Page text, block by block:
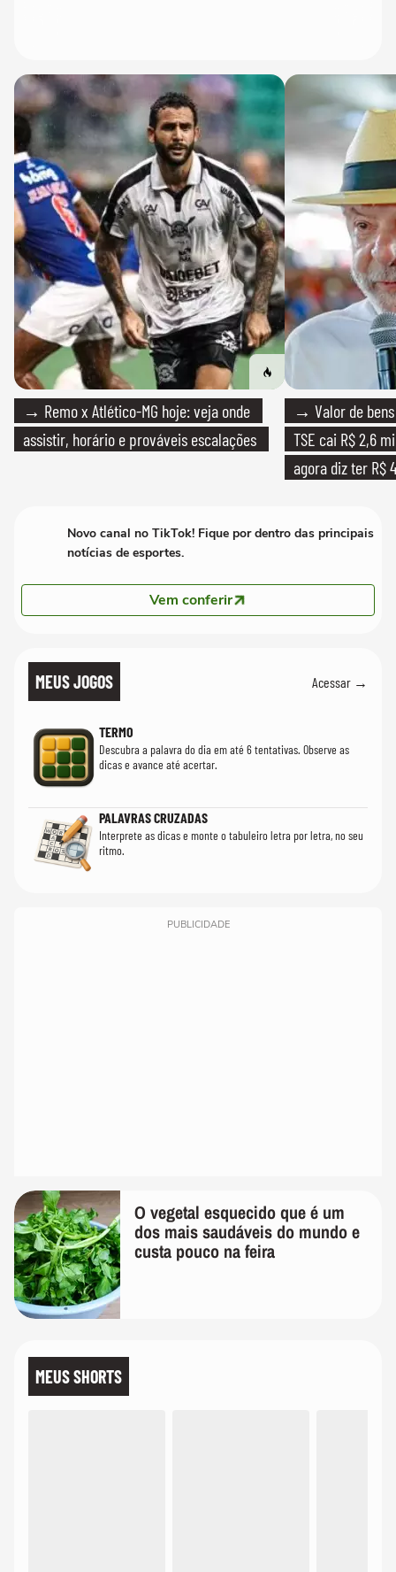
→ Remo x Atlético-MG hoje: veja onde
assistir, horário e prováveis escalações
→ Valor de
TSE cai R$ 2,6
agora diz ter R$
Novo canal no TikTok! Fique por dentro das principais
notícias de esportes.
Vem conferir
MEUS JOGOS Acessar →
TERMO
Descubra a palavra do dia em até 6 tentativas. Observe as
dicas e avance até acertar.
PALAVRAS CRUZADAS
Interprete as dicas e monte o tabuleiro letra por letra, no seu
ritmo.
PUBLICIDADE
O vegetal esquecido que é um
dos mais saudáveis do mundo e
custa pouco na feira
MEUS SHORTS